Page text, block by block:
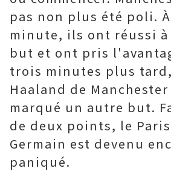
pas non plus été poli.
minute, ils ont réussi à
but et ont pris
trois minutes plus
Haaland de
marqué un autre but.
de deux points, le
Germain est devenu
paniqué.